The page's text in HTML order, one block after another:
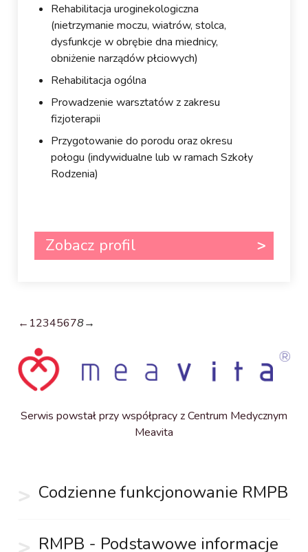
Rehabilitacja uroginekologiczna
(nietrzymanie moczu, wiatrów, stolca,
dysfunkcje w obrębie dna miednicy,
obniżenie narządów płciowych)
Rehabilitacja ogólna
Prowadzenie warsztatów z zakresu
fizjoterapii
Przygotowanie do porodu oraz okresu
połogu (indywidualne lub w ramach Szkoły
Rodzenia)
Zobacz profil
← 12345678→
Serwis powstał przy współpracy z Centrum Medycznym
Meavita
Codzienne funkcjonowanie RMPB
RMPB - Podstawowe informacje